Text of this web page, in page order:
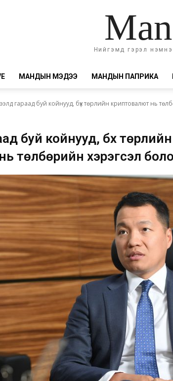
Нийгэмд гэрэл
МАНДЫН МЭДЭЭ МАНДЫН ПАПРИКА
гараад буй койнууд, бүх төрлийн криптовалют нь
буй койнууд, бүх төрлийн
төлбөрийн хэрэгсэл